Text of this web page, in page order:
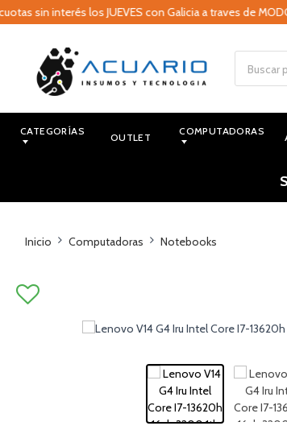
interés los JUEVES con Galicia a traves de MODO 🔥
CATEGORÍAS OUTLET COMPUTADORAS
Inicio Computadoras Notebooks